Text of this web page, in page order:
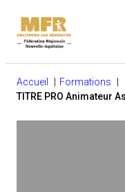
Accueil
Formations
TITRE PRO Animateur